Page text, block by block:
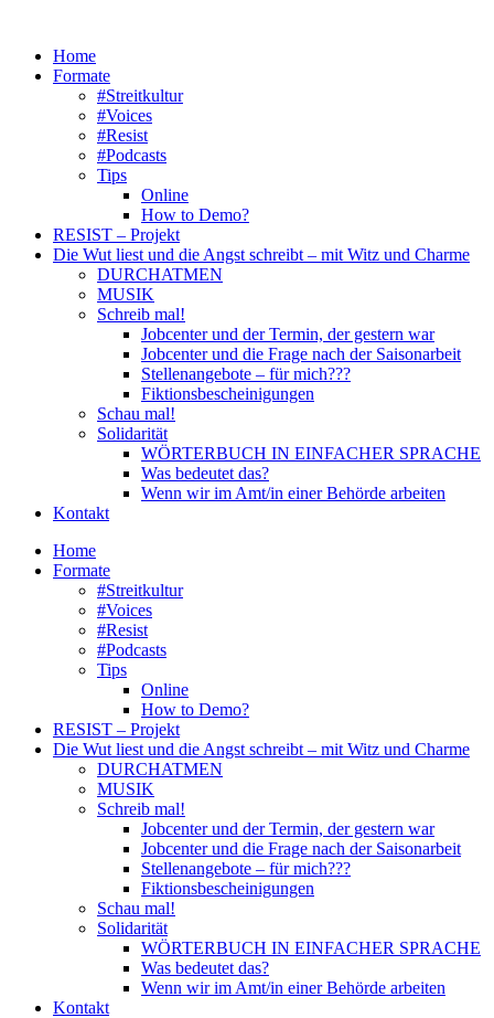
springenHome
Formate
#Streitkultur
#Voices
#Resist
#Podcasts
Tips
Online
How to Demo?
RESIST – Projekt
Die Wut liest und die Angst schreibt – mit Witz und Charme
DURCHATMEN
MUSIK
Schreib mal!
Jobcenter und der Termin, der gestern war
Jobcenter und die Frage nach der Saisonarbeit
Stellenangebote – für mich???
Fiktionsbescheinigungen
Schau mal!
Solidarität
WÖRTERBUCH IN EINFACHER SPRACHE
Was bedeutet das?
Wenn wir im Amt/in einer Behörde arbeiten
Kontakt
Home
Formate
#Streitkultur
#Voices
#Resist
#Podcasts
Tips
Online
How to Demo?
RESIST – Projekt
Die Wut liest und die Angst schreibt – mit Witz und Charme
DURCHATMEN
MUSIK
Schreib mal!
Jobcenter und der Termin, der gestern war
Jobcenter und die Frage nach der Saisonarbeit
Stellenangebote – für mich???
Fiktionsbescheinigungen
Schau mal!
Solidarität
WÖRTERBUCH IN EINFACHER SPRACHE
Was bedeutet das?
Wenn wir im Amt/in einer Behörde arbeiten
Kontakt